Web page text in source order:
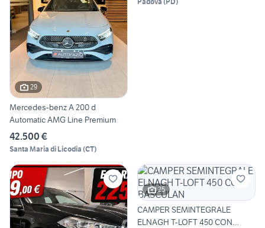
29
Mercedes-benz A 200 d
Automatic AMG Line Premium
42.500 €
Santa Maria di Licodia (CT)
25
CAMPER SEMINTEGRALE
ELNAGH T-LOFT 450 CON